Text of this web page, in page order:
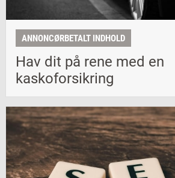
ANNONCØRBETALT INDHOLD
Hav dit på rene med en
kaskoforsikring